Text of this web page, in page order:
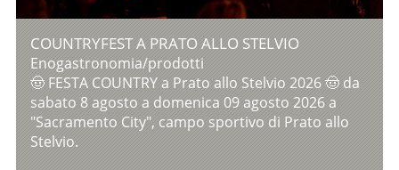
COUNTRYFEST A PRATO ALLO STELVIO
Enogastronomia/prodotti
🤠 FESTA COUNTRY a Prato allo Stelvio 2026 🤠 da
sabato 8 agosto a domenica 09 agosto 2026 a
"Sacramento City", campo sportivo di Prato allo
Stelvio.